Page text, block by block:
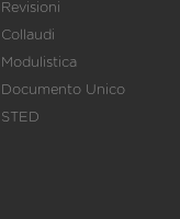
Revisioni
Collaudi
Modulistica
Documento Unico
STED